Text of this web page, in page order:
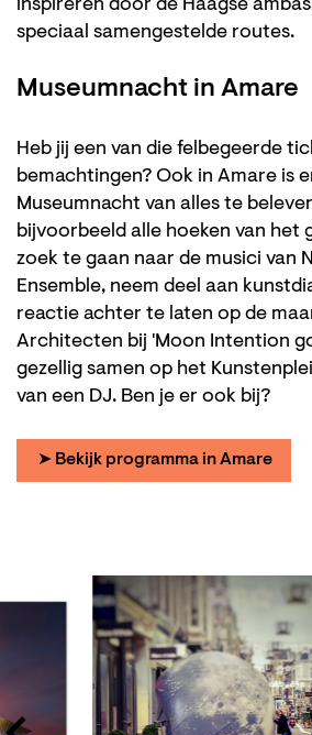
inspireren door de Haagse
speciaal samengestelde routes.
Museumnacht in Amare
Heb jij een van die felbegeerde
bemachtingen? Ook in Amare is
Museumnacht van alles te
bijvoorbeeld alle hoeken van het
zoek te gaan naar de musici van
Ensemble, neem deel aan
reactie achter te laten op de
Architecten bij 'Moon Intention
gezellig samen op het
van een DJ. Ben je er ook bij?
➤ Bekijk programma in Amare